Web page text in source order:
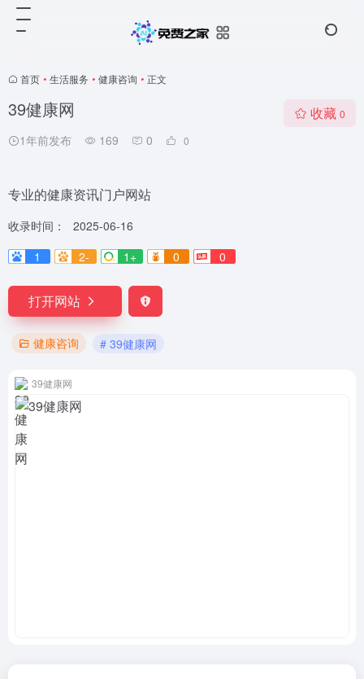
首页 • 生活服务 • 健康咨询 • 正文
39健康网
1年前发布 169 0 0
收藏 0
专业的健康资讯门户网站
收录时间：
2025-06-16
1
2- 1+ 0 0
打开网站
健康咨询 # 39健康网
39健康网